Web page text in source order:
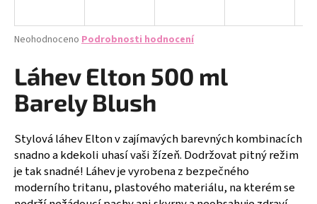
Průměrné
produktu
je
0,0
z
hvězdiček.
Neohodnoceno Podrobnosti hodnocení
Láhev Elton 500 ml
Barely Blush
Stylová láhev Elton v zajímavých barevných kombinacích
snadno a kdekoli uhasí vaši žízeň. Dodržovat pitný režim
je tak snadné! Láhev je vyrobena z bezpečného
moderního tritanu, plastového materiálu, na kterém se
j
t
?
HLEDAT